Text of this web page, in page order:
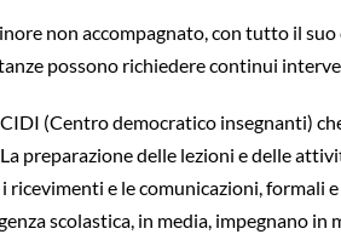
non accompagnato, con tutto il
possono richiedere continui
(Centro democratico insegnanti)
preparazione delle lezioni e delle
e le comunicazioni,
scolastica, in media, impegnano